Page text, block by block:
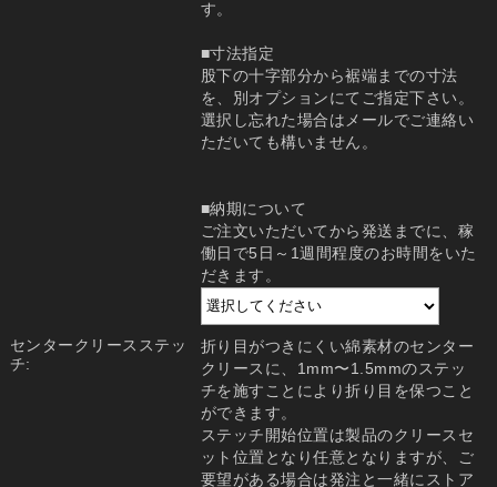
す。
■寸法指定
股下の十字部分から裾端までの寸法
を、別オプションにてご指定下さい。
選択し忘れた場合はメールでご連絡い
ただいても構いません。
■納期について
ご注文いただいてから発送までに、稼
働日で5日～1週間程度のお時間をいた
だきます。
センタークリースステッ
チ:
折り目がつきにくい綿素材のセンター
クリースに、1mm〜1.5mmのステッ
チを施すことにより折り目を保つこと
ができます。
ステッチ開始位置は製品のクリースセ
ット位置となり任意となりますが、ご
要望がある場合は発注と一緒にストア